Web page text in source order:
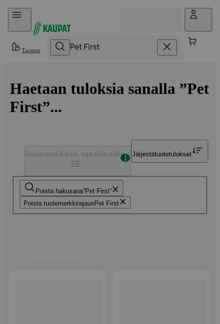
Hyppää sisältöön
Tuotteet
Haetaan tuloksia sanalla ”Pet
First”...
Poista hakusana Pet First
Poista tuotemerkkirajaus Pet First
Rajaatuotetuloksia, rajauksia valittu
1
Järjestätuotetulokset